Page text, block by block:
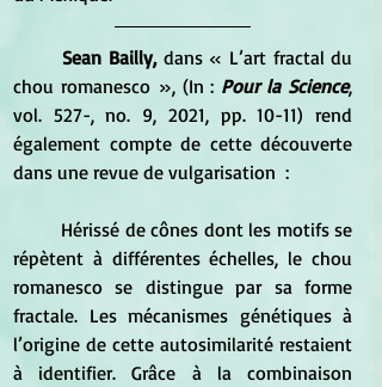
Sean Bailly, dans « L’art fractal du
chou romanesco », (In : Pour la Science,
vol. 527-, no. 9, 2021, pp. 10-11) rend
également compte de cette découverte
dans une revue de vulgarisation  :
répètent à différentes échelles, le chou
romanesco se distingue par sa forme
fractale. Les mécanismes génétiques à
l’origine de cette autosimilarité restaient
à identifier. Grâce à la combinaison